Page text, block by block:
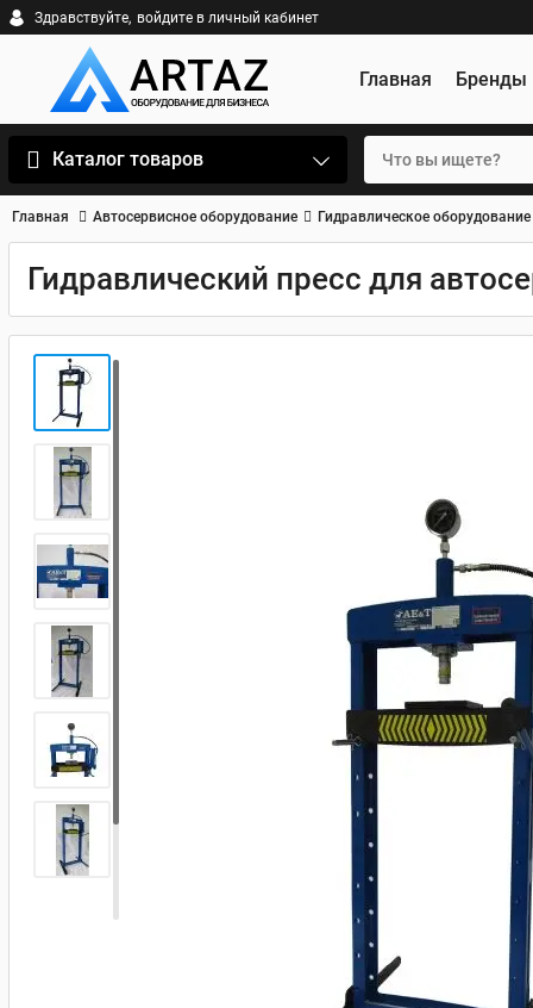
Здравствуйте, войдите в личный кабинет
Главная Бренды
Каталог товаров
Главная Автосервисное оборудование Гидравлическое оборудование
Гидравлический пресс для